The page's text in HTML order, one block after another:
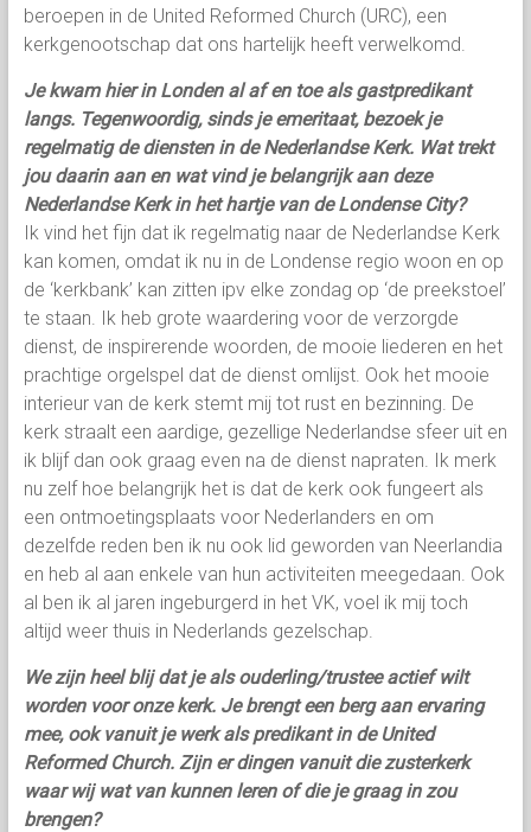
beroepen in de United Reformed Church (URC), een
kerkgenootschap dat ons hartelijk heeft verwelkomd.
Je kwam hier in Londen al af en toe als gastpredikant
langs. Tegenwoordig, sinds je emeritaat, bezoek je
regelmatig de diensten in de Nederlandse Kerk. Wat trekt
jou daarin aan en wat vind je belangrijk aan deze
Nederlandse Kerk in het hartje van de Londense City?
Ik vind het fijn dat ik regelmatig naar de Nederlandse Kerk
kan komen, omdat ik nu in de Londense regio woon en op
de ‘kerkbank’ kan zitten ipv elke zondag op ‘de preekstoel’
te staan. Ik heb grote waardering voor de verzorgde
dienst, de inspirerende woorden, de mooie liederen en het
prachtige orgelspel dat de dienst omlijst. Ook het mooie
interieur van de kerk stemt mij tot rust en bezinning. De
kerk straalt een aardige, gezellige Nederlandse sfeer uit en
ik blijf dan ook graag even na de dienst napraten. Ik merk
nu zelf hoe belangrijk het is dat de kerk ook fungeert als
een ontmoetingsplaats voor Nederlanders en om
dezelfde reden ben ik nu ook lid geworden van Neerlandia
en heb al aan enkele van hun activiteiten meegedaan. Ook
al ben ik al jaren ingeburgerd in het VK, voel ik mij toch
altijd weer thuis in Nederlands gezelschap.
We zijn heel blij dat je als ouderling/trustee actief wilt
worden voor onze kerk. Je brengt een berg aan ervaring
mee, ook vanuit je werk als predikant in de United
Reformed Church. Zijn er dingen vanuit die zusterkerk
waar wij wat van kunnen leren of die je graag in zou
brengen?